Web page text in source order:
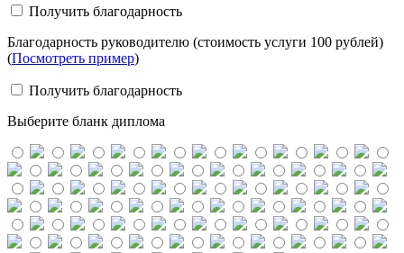
Получить благодарность
Благодарность руководителю (стоимость услуги 100 рублей)
(Посмотреть пример)
Получить благодарность
Выберите бланк диплома